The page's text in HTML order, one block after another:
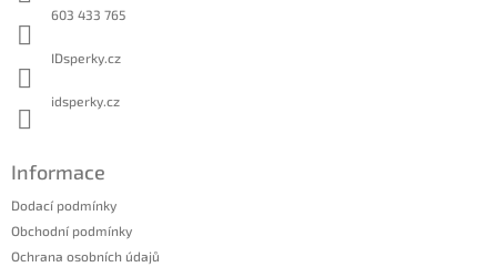
603 433 765
IDsperky.cz
idsperky.cz
Informace
Dodací podmínky
Obchodní podmínky
Ochrana osobních údajů